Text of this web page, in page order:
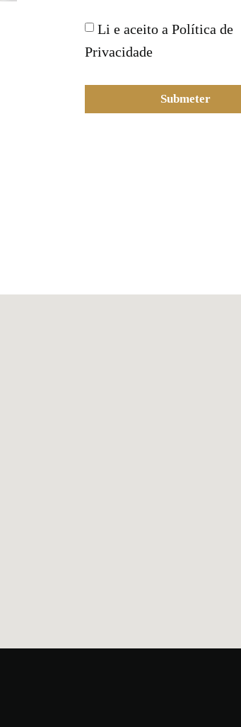
Li e aceito a Política de
Privacidade
Submeter